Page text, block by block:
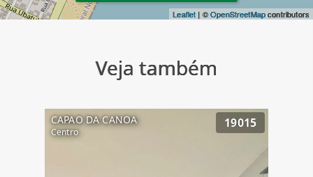
Leaflet | ©OpenStreetMapcontributors
Veja também
CAPAO DA CANOA
Centro
19015